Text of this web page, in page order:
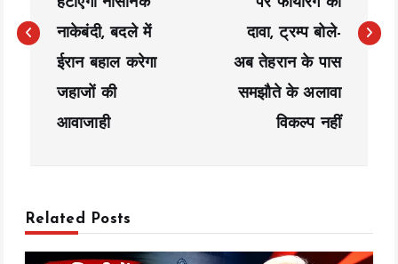
t
a
हटाएगा नौसैनिक
नाकेबंदी, बदले में
ईरान बहाल करेगा
जहाजों की
आवाजाही
पर फायरिंग का
दावा, ट्रम्प बोले-
अब तेहरान के पास
समझौते के अलावा
विकल्प नहीं
Related Posts